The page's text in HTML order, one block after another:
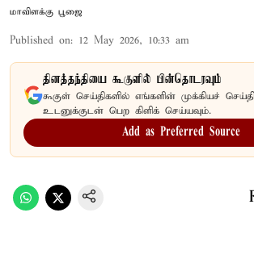
மாவிளக்கு பூஜை
Published on: 12 May 2026, 10:33 am
தினத்தந்தியை கூகுளில் பின்தொடரவும்
கூகுள் செய்திகளில் எங்களின் முக்கியச்
உடனுக்குடன் பெற கிளிக் செய்யவும்.
Add as Preferred Source